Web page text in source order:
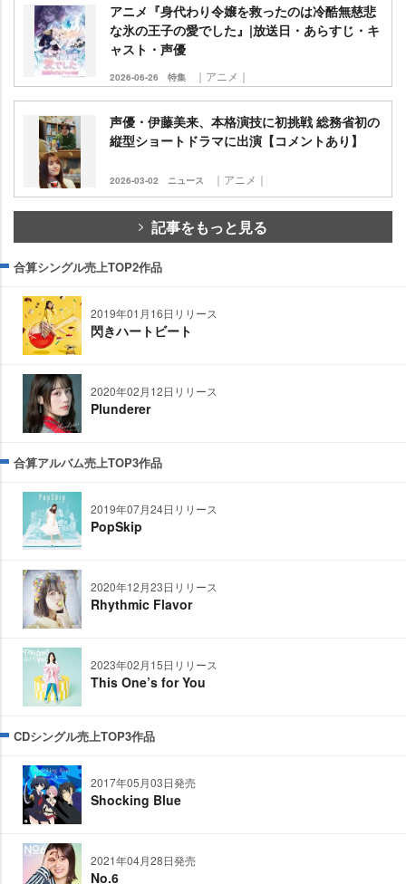
アニメ『身代わり令嬢を救ったのは冷酷無慈悲
な氷の王子の愛でした』|放送日・あらすじ・キ
ャスト・声優
2026-06-26 特集 ｜アニメ｜
声優・伊藤美来、本格演技に初挑戦 総務省初の
縦型ショートドラマに出演【コメントあり】
2026-03-02 ニュース ｜アニメ｜
記事をもっと見る
合算シングル売上TOP2作品
2019年01月16日リリース
閃きハートビート
2020年02月12日リリース
Plunderer
合算アルバム売上TOP3作品
2019年07月24日リリース
PopSkip
2020年12月23日リリース
Rhythmic Flavor
2023年02月15日リリース
This One’s for You
CDシングル売上TOP3作品
2017年05月03日発売
Shocking Blue
2021年04月28日発売
No.6